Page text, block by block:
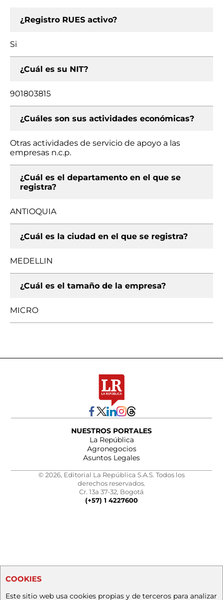
¿Registro RUES activo?
Si
¿Cuál es su NIT?
901803815
¿Cuáles son sus actividades económicas?
Otras actividades de servicio de apoyo a las
empresas n.c.p.
¿Cuál es el departamento en el que se
registra?
ANTIOQUIA
¿Cuál es la ciudad en el que se registra?
MEDELLIN
¿Cuál es el tamaño de la empresa?
MICRO
NUESTROS PORTALES
La República
Agronegocios
Asuntos Legales
© 2026, Editorial La República S.A.S. Todos los
derechos reservados.
Cr. 13a 37-32, Bogotá
(+57) 1 4227600
COOKIES
Este sitio web usa cookies propias y de terceros para analizar